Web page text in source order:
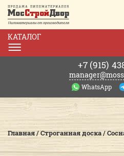
КАТАЛОГ
+7 (915)
WhatsApp
Главная/Строганная доска/